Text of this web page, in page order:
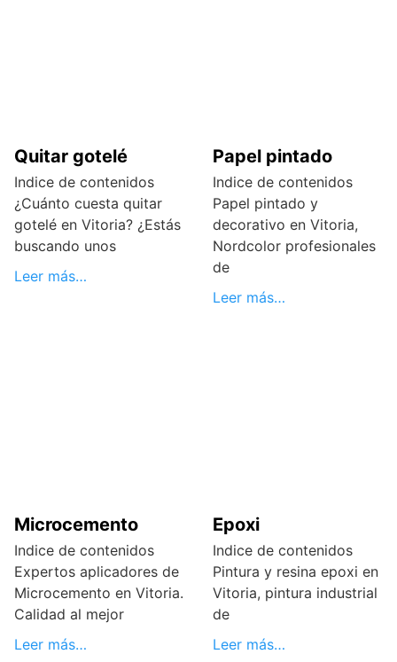
Quitar gotelé
Indice de contenidos
¿Cuánto cuesta quitar
gotelé en Vitoria? ¿Estás
buscando unos
Leer más…
Papel pintado
Indice de contenidos
Papel pintado y
decorativo en Vitoria,
Nordcolor profesionales
de
Leer más…
Microcemento
Indice de contenidos
Expertos aplicadores de
Microcemento en Vitoria.
Calidad al mejor
Leer más…
Epoxi
Indice de contenidos
Pintura y resina epoxi en
Vitoria, pintura industrial
de
Leer más…